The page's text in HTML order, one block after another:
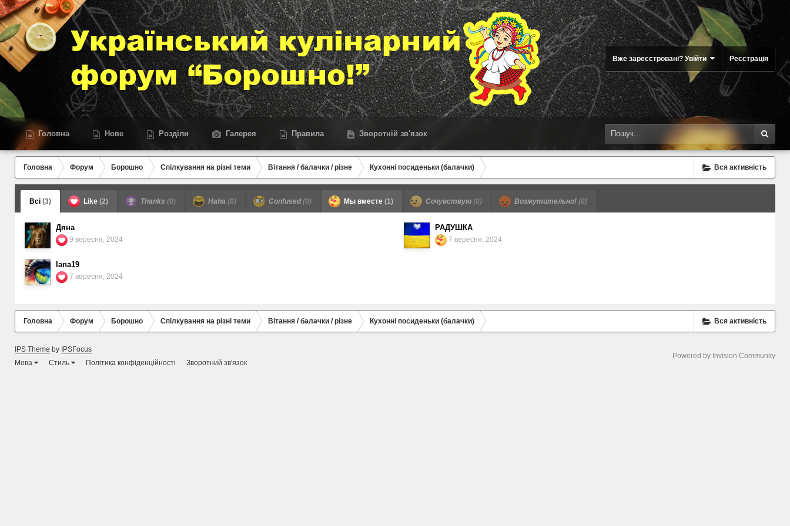
Вже зареєстровані? Увійти Реєстрація
Головна Нове Розділи Галерея Правила Зворотній зв'язок
Вся активність
Головна Форум Борошно Спілкування на різні теми Вітання / балачки / різне Кухонні посиденьки (балачки)
Всі (3) Like (2) Thanks (0) Haha (0) Confused(0) Мы вместе (1) Сочувствую (0) Возмутительно! (0)
Дяна
9 вересня, 2024
РАДУШКА
7 вересня, 2024
lana19
7 вересня, 2024
Вся активність
Головна Форум Борошно Спілкування на різні теми Вітання / балачки / різне Кухонні посиденьки (балачки)
IPS Theme by IPSFocus
Мова
Стиль Політика конфіденційності Зворотний зв'язок
Powered by Invision Community